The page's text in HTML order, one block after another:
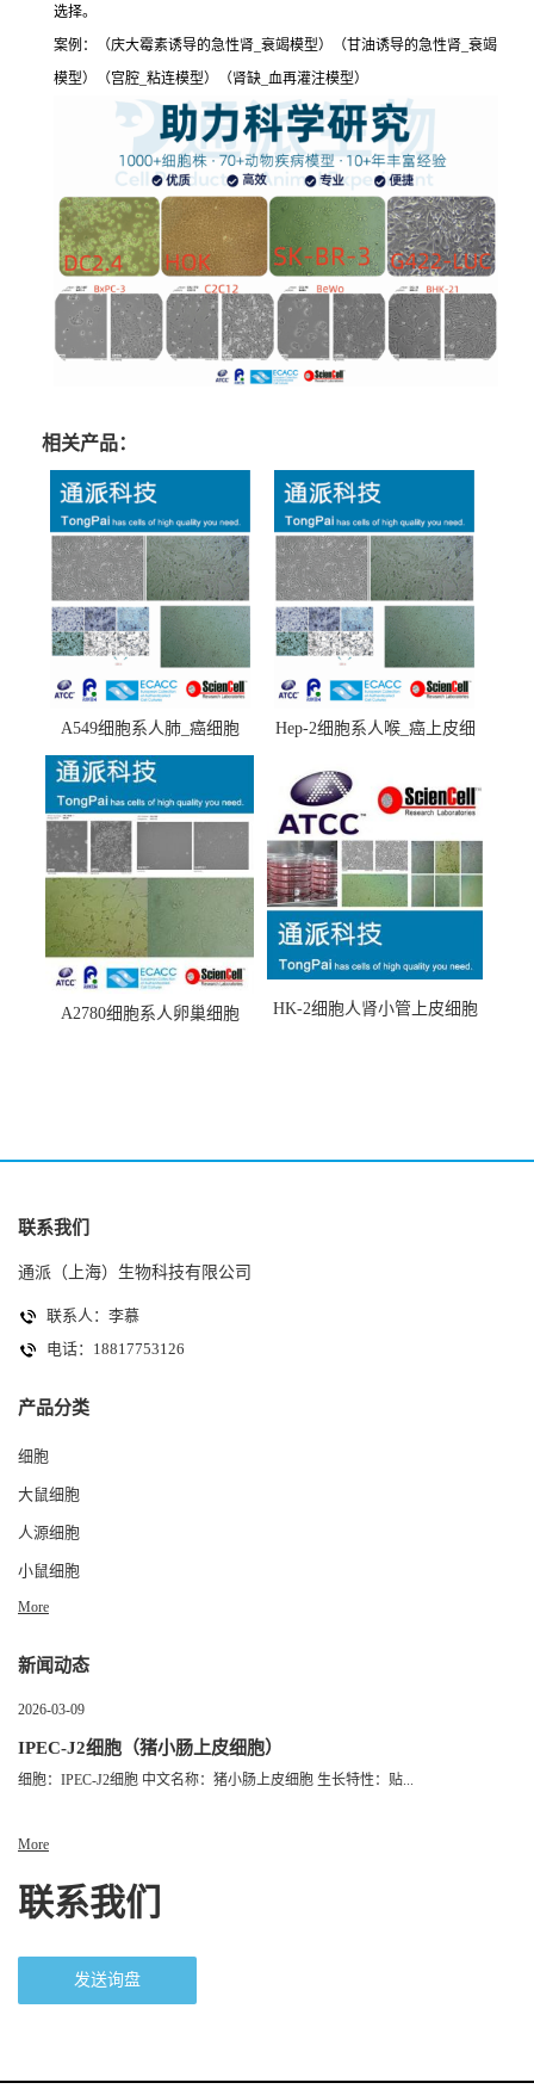
选择。
案例：（庆大霉素诱导的急性肾_衰竭模型）（甘油诱导的急性肾_衰竭
模型）（宫腔_粘连模型）（肾缺_血再灌注模型）
相关产品：
A549细胞系人肺_癌细胞
(A549细胞)
Hep-2细胞系人喉_癌上皮细
A2780细胞系人卵巢细胞
HK-2细胞人肾小管上皮细胞
联系我们
通派（上海）生物科技有限公司
联系人：李慕
电话：18817753126
产品分类
细胞
大鼠细胞
人源细胞
小鼠细胞
More
新闻动态
2026-03-09
IPEC-J2细胞（猪小肠上皮细胞）
细胞：IPEC-J2细胞 中文名称：猪小肠上皮细胞 生长特性：贴...
More
联系我们
发送询盘